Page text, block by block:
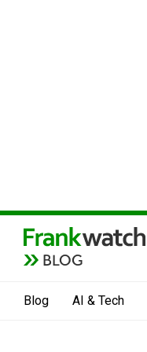
BLOG
Blog AI & Tech